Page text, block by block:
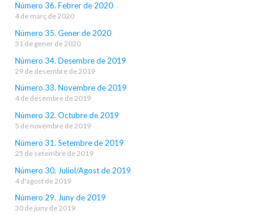
Número 36. Febrer de 2020
4 de març de 2020
Número 35. Gener de 2020
31 de gener de 2020
Número 34. Desembre de 2019
29 de desembre de 2019
Número 33. Novembre de 2019
4 de desembre de 2019
Número 32. Octubre de 2019
5 de novembre de 2019
Número 31. Setembre de 2019
25 de setembre de 2019
Número 30. Juliol/Agost de 2019
4 d'agost de 2019
Número 29. Juny de 2019
30 de juny de 2019